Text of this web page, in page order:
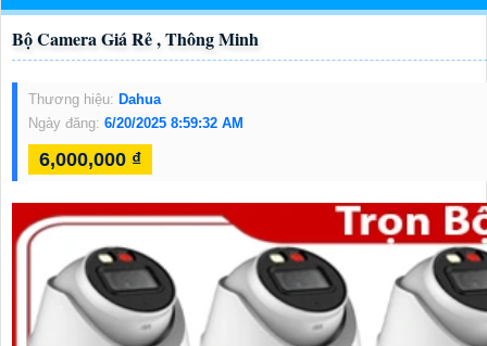
Bộ Camera Giá Rẻ , Thông Minh
Thương hiệu: Dahua
Ngày đăng: 6/20/2025 8:59:32 AM
6,000,000 ₫